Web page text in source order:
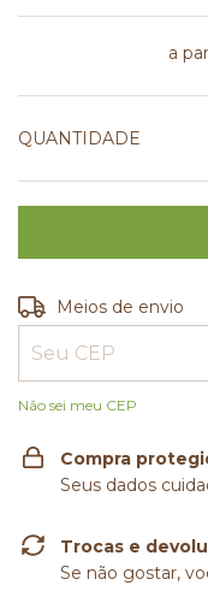
a
QUANTIDADE
Entregas para o CEP:
Meios de envio
Não sei meu CEP
Compra
Seus dados
Trocas e
Se não gostar,